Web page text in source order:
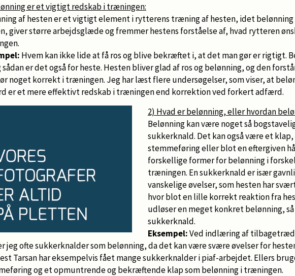
er et vigtigt redskab i træningen:
af hesten er et vigtigt element i rytterens træning af hesten, idet
giver større arbejdsglæde og fremmer hestens forståelse af, hvad rytteren
Hvem kan ikke lide at få ros og blive bekræftet i, at det man gør er rigtigt.
sådan er det også for heste. Hesten bliver glad af ros og belønning, og den
noget korrekt i træningen. Jeg har læst flere undersøgelser, som viser, at
er et mere effektivt redskab i træningen end korrektion ved forkert adfærd.
2) Hvad er belønning, eller hvordan
Belønning kan være noget så
sukkerknald. Det kan også være et
stemmeføring eller blot en eftergiven
forskellige former for belønning i
træningen. En sukkerknald er især
vanskelige øvelser, som hesten har
hvor blot en lille korrekt reaktion fra
udløser en meget konkret belønning, så
sukkerknald.
Eksempel:Ved indlæring af
jeg ofte sukkerknalder som belønning, da det kan være svære øvelser for
Tarsan har eksempelvis fået mange sukkerknalder i piaf-arbejdet. Ellers
og et opmuntrende og bekræftende klap som belønning i træningen.